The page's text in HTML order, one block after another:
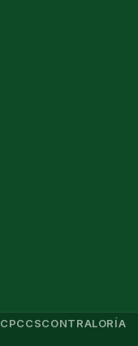
CPCCSCONTRALORÍA